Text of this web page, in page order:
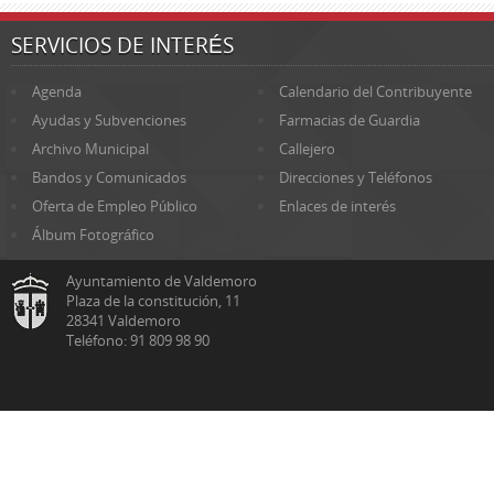
SERVICIOS DE INTERÉS
Agenda
Calendario del Contribuyente
Ayudas y Subvenciones
Farmacias de Guardia
Archivo Municipal
Callejero
Bandos y Comunicados
Direcciones y Teléfonos
Oferta de Empleo Público
Enlaces de interés
Álbum Fotográfico
Ayuntamiento de Valdemoro
Plaza de la constitución, 11
28341 Valdemoro
Teléfono: 91 809 98 90